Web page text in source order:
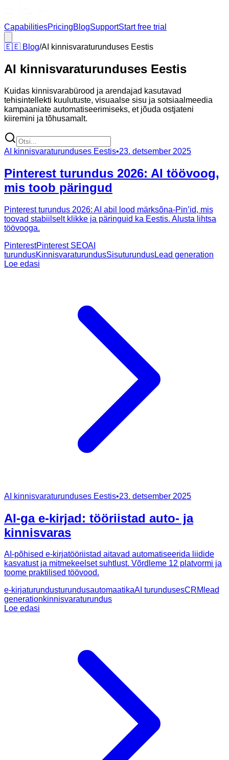
CapabilitiesPricingBlogSupportStart free trial
🇪🇪 Blog/AI kinnisvaraturunduses Eestis
AI kinnisvaraturunduses Eestis
Kuidas kinnisvarabürood ja arendajad kasutavad
tehisintellekti kuulutuste, visuaalse sisu ja sotsiaalmeedia
kampaaniate automatiseerimiseks, et jõuda ostjateni
kiiremini ja tõhusamalt.
AI kinnisvaraturunduses Eestis•23. detsember 2025
Pinterest turundus 2026: AI töövoog,
mis toob päringud
Pinterest turundus 2026: AI abil lood märksõna-Pin’id, mis
toovad stabiilselt klikke ja päringuid ka Eestis. Alusta lihtsa
töövooga.
PinterestPinterest SEOAI
turundusKinnisvaraturundusSisuturundusLead generation
Loe edasi
AI kinnisvaraturunduses Eestis•23. detsember 2025
AI-ga e-kirjad: tööriistad auto- ja
kinnisvaras
AI-põhised e-kirjatööriistad aitavad automatiseerida liidide
kasvatust ja mitmekeelset suhtlust. Võrdleme 12 platvormi ja
toome praktilised töövood.
e-kirjaturundusturundusautomaatikaAI turundusesCRM lead
generationkinnisvaraturundus
Loe edasi